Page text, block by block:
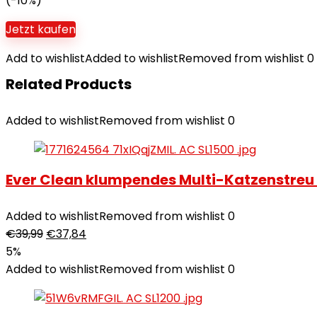
Jetzt kaufen
Add to wishlistAdded to wishlistRemoved from wishlist 0
Related Products
Added to wishlistRemoved from wishlist 0
Ever Clean klumpendes Multi-Katzenstreu
Added to wishlistRemoved from wishlist 0
€39,99 €37,84
5%
Added to wishlistRemoved from wishlist 0